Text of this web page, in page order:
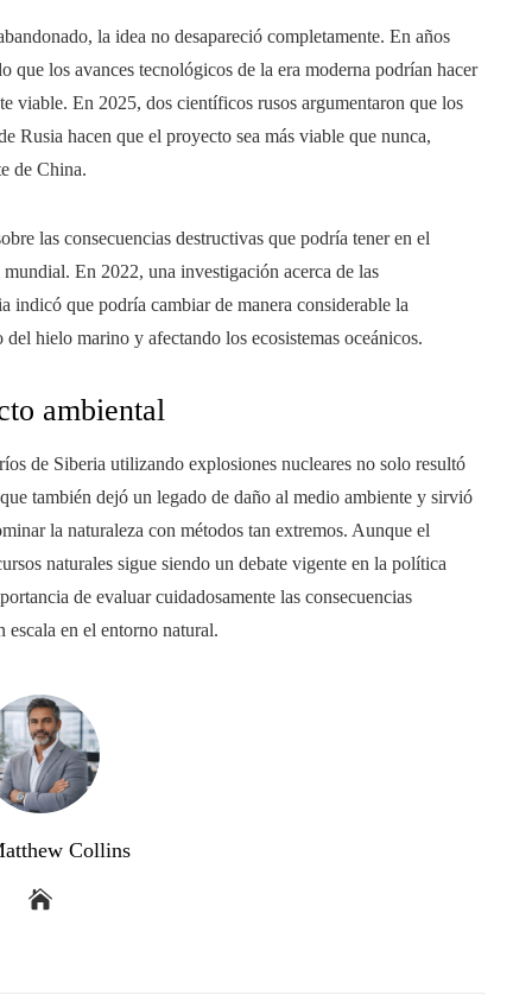
la idea no desapareció completamente. En años
que los avances tecnológicos de la era moderna podrían hacer
viable. En 2025, dos científicos rusos argumentaron que los
Rusia hacen que el proyecto sea más viable que nunca,
de China.
las consecuencias destructivas que podría tener en el
En 2022, una investigación acerca de las
indicó que podría cambiar de manera considerable la
hielo marino y afectando los ecosistemas oceánicos.
ambiental
de Siberia utilizando explosiones nucleares no solo resultó
también dejó un legado de daño al medio ambiente y sirvió
la naturaleza con métodos tan extremos. Aunque el
naturales sigue siendo un debate vigente en la política
de evaluar cuidadosamente las consecuencias
escala en el entorno natural.
Collins